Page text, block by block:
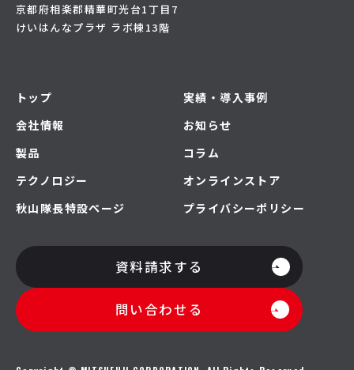
京都府相楽郡精華町光台1丁目7
けいはんなプラザ ラボ棟13階
トップ
会社情報
製品
テクノロジー
秋山隊長特設ページ
実績・導入事例
お知らせ
コラム
オンラインストア
プライバシーポリシー
資料請求する
問い合わせる